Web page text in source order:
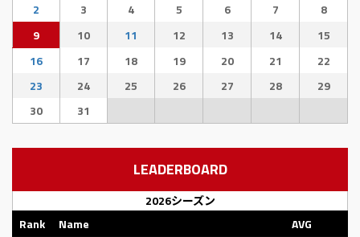
2
3 4 5 6 7
8
9
10 11 12 13 14
15
16
17 18 19 20 21
22
23
24 25 26 27 28
29
30
31
LEADERBOARD
2026シーズン
Rank
Name
AVG